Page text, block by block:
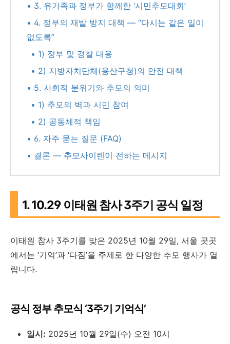
• 3. 유가족과 정부가 함께한 ‘시민추모대회’
• 4. 정부의 재발 방지 대책 — “다시는 같은 일이
없도록”
• 1) 정부 및 경찰 대응
• 2) 지방자치단체(용산구청)의 안전 대책
• 5. 사회적 분위기와 추모의 의미
• 1) 추모의 벽과 시민 참여
• 2) 공동체적 책임
• 6. 자주 묻는 질문 (FAQ)
• 결론 — 추모사이렌이 전하는 메시지
1. 10.29 이태원 참사 3주기 공식 일정
이태원 참사 3주기를 맞은 2025년 10월 29일, 서울 곳곳
에서는 ‘기억’과 ‘다짐’을 주제로 한 다양한 추모 행사가 열
립니다.
공식 정부 추모식 ‘3주기 기억식’
일시: 2025년 10월 29일(수) 오전 10시